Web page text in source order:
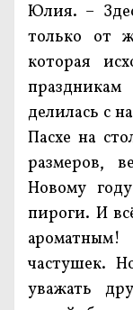
Юлия. –
только от
которая
делилась с
Пасхе на
размеров,
Новому
пироги. И
частушек.
уважать